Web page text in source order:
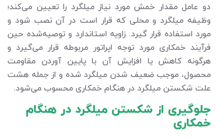
دو عامل مقدار خمش مورد نیاز میلگرد را تعیین می‌کند؛
وظیفه میلگرد و محلی که قرار است در آن نصب شود و
مورد استفاده قرار گیرد. زاویه استاندارد و توصیه‌شده حین
فرآیند خمکاری مورد توجه اپراتور مربوطه قرار می‌گیرد و
هرگونه کاهش یا افزایش آن با پایین آوردن مقاومت
محصول، موجب ضعیف شدن میلگرد شده و از جمله هشت
علت شکستن میلگرد در هنگام خمکاری محسوب می‌شود.
جلوگیری از شکستن میلگرد در هنگام
خمکاری